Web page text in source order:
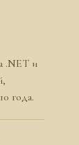
.NET и
года.